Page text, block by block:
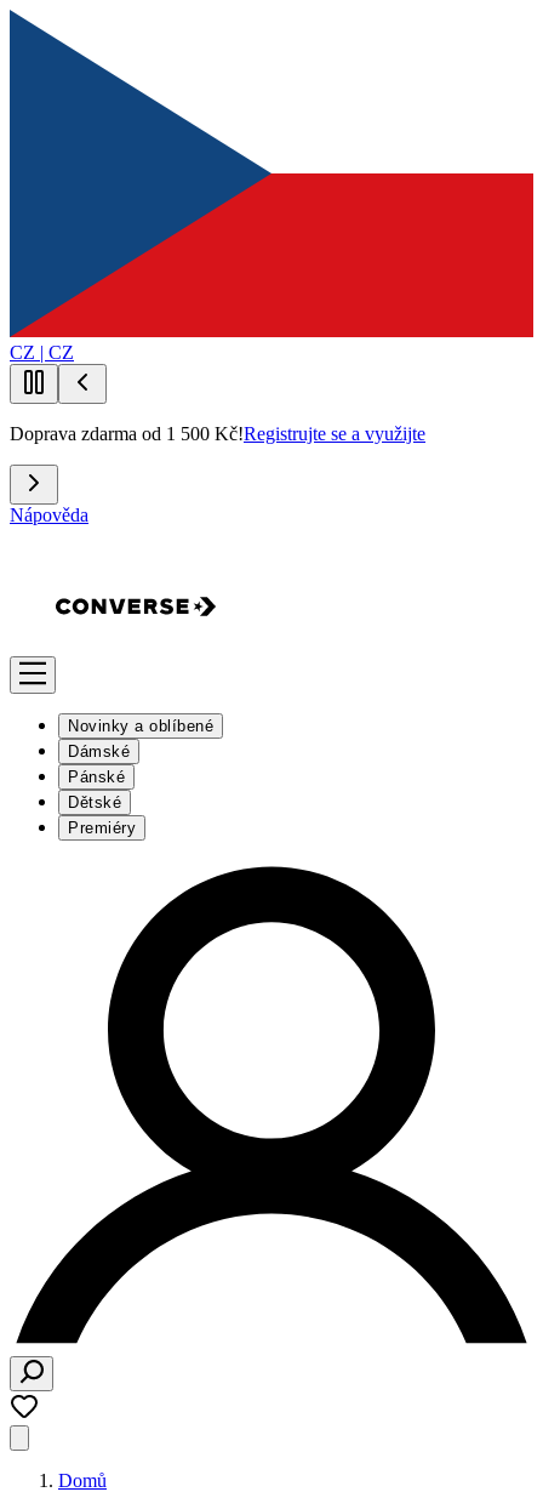
CZ | CZ
Doprava zdarma od 1 500 Kč!Registrujte se a využijte
Nápověda
Novinky a oblíbené
Dámské
Pánské
Dětské
Premiéry
Domů